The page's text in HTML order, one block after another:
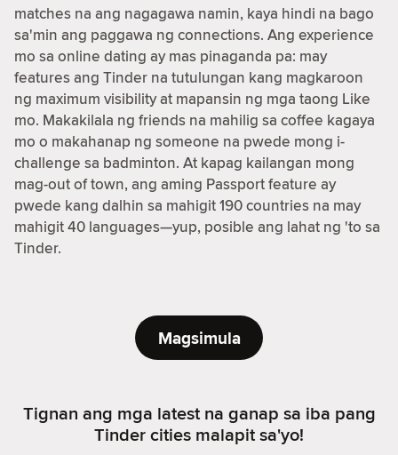
matches na ang nagagawa namin, kaya hindi na bago
sa'min ang paggawa ng connections. Ang experience
mo sa online dating ay mas pinaganda pa: may
features ang Tinder na tutulungan kang magkaroon
ng maximum visibility at mapansin ng mga taong Like
mo. Makakilala ng friends na mahilig sa coffee kagaya
mo o makahanap ng someone na pwede mong i-
challenge sa badminton. At kapag kailangan mong
mag-out of town, ang aming Passport feature ay
pwede kang dalhin sa mahigit 190 countries na may
mahigit 40 languages—yup, posible ang lahat ng 'to sa
Tinder.
Magsimula
Tignan ang mga latest na ganap sa iba pang
Tinder cities malapit sa'yo!